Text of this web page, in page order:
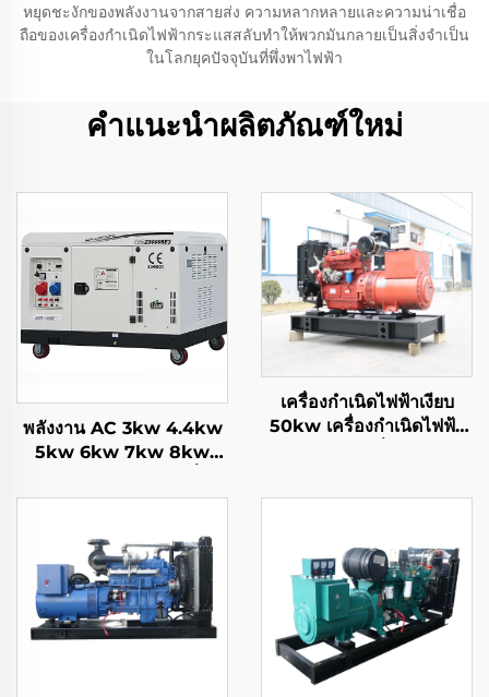
หยุดชะงักของพลังงานจากสายส่ง ความหลากหลายและความน่าเชื่อ
ถือของเครื่องกำเนิดไฟฟ้ากระแสสลับทำให้พวกมันกลายเป็นสิ่งจำเป็น
ในโลกยุคปัจจุบันที่พึ่งพาไฟฟ้า
คำแนะนำผลิตภัณฑ์ใหม่
พลังงาน AC 3kw 4.4kw
5kw 6kw 7kw 8kw
กำเนิดไฟฟ้าเบนซินระบบ
เครื่องกำเนิดไฟฟ้าเงียบ
50kw เครื่องกำเนิดไฟฟ้า